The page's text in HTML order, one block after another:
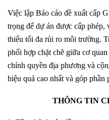
Việc lập Báo cáo đề xuất cấp
trọng để dự án được cấp
thiểu tối đa rủi ro môi trường.
phối hợp chặt chẽ giữa cơ
chính quyền địa phương và
hiệu quả cao nhất và góp
THÔNG TIN